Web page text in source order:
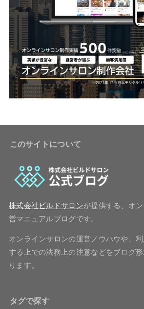
このサイトについて
株式会社ビルドサロンが提供する、オ
営マニュアルブログです。
オンラインサロンの運営ノウハウや、
する上での法務上の注意などをブログ
ります。
タグで探す